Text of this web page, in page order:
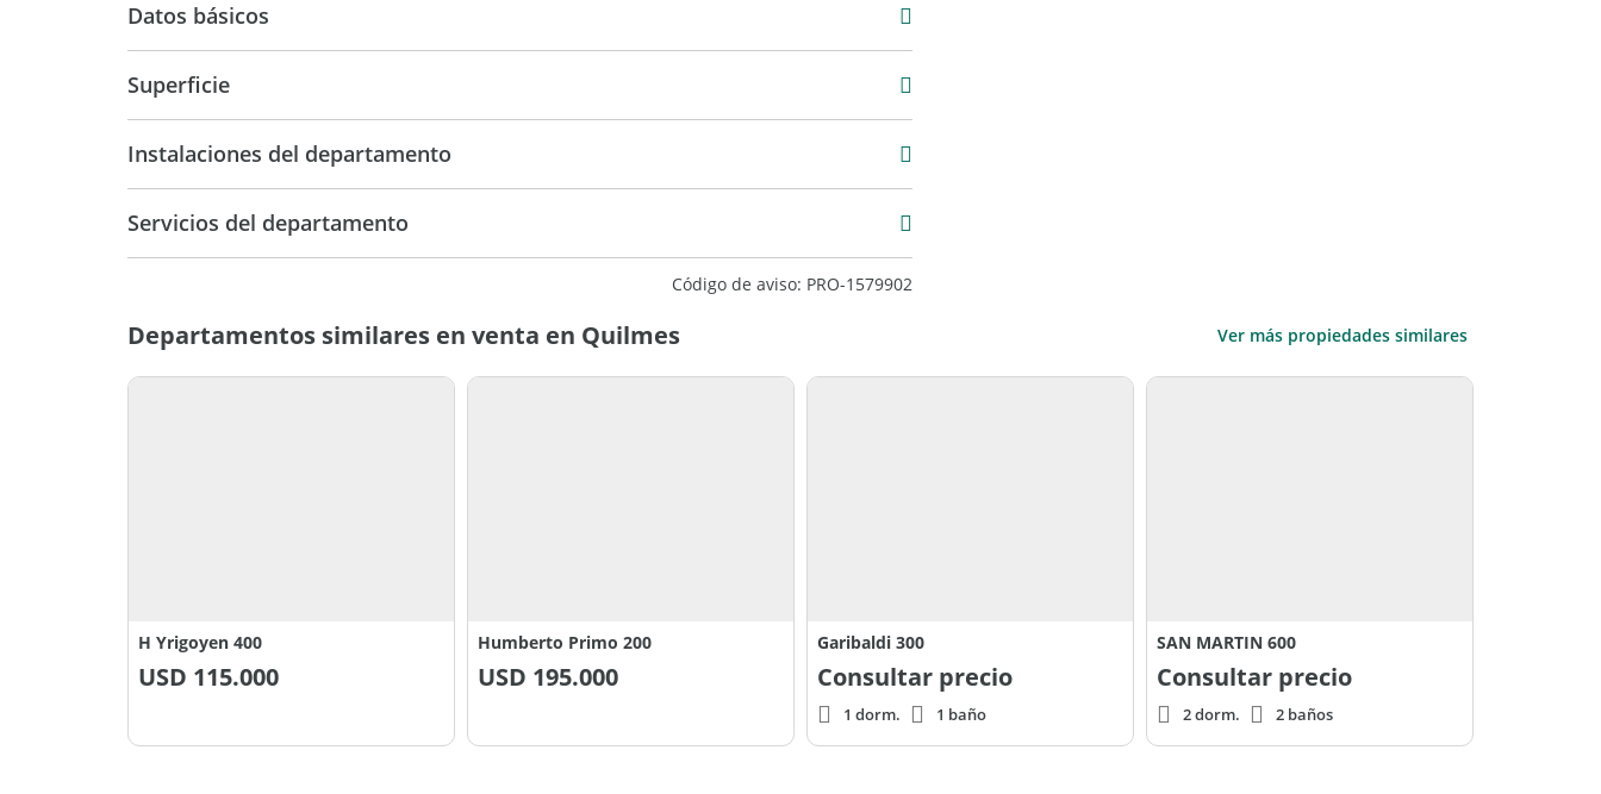
Datos básicos
Superficie
Instalaciones del departamento
Servicios del departamento
Código de aviso: PRO-1579902
Departamentos similares en venta en Quilmes Ver más propiedades similares
H Yrigoyen 400
USD 115.000
Humberto Primo 200
USD 195.000
Garibaldi 300
Consultar precio
1 dorm. 1 baño
SAN MARTIN 600
Consultar precio
2 dorm. 2 baños